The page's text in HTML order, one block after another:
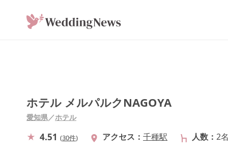
ホテル メルパルクNAGOYA
愛知県／ホテル
4.51 (30件) アクセス 千種駅 人数 2